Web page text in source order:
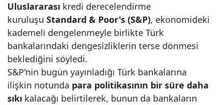
Uluslararası kredi derecelendirme
kuruluşu Standard & Poor's (S&P), ekonomideki
kademeli dengelenmeyle birlikte Türk
bankalarındaki dengesizliklerin terse dönmesi
beklediğini söyledi.
S&P'nin bugün yayınladığı Türk bankalarına
ilişkin notunda para politikasının bir süre daha
sıkı kalacağı belirtilerek, bunun da bankaların